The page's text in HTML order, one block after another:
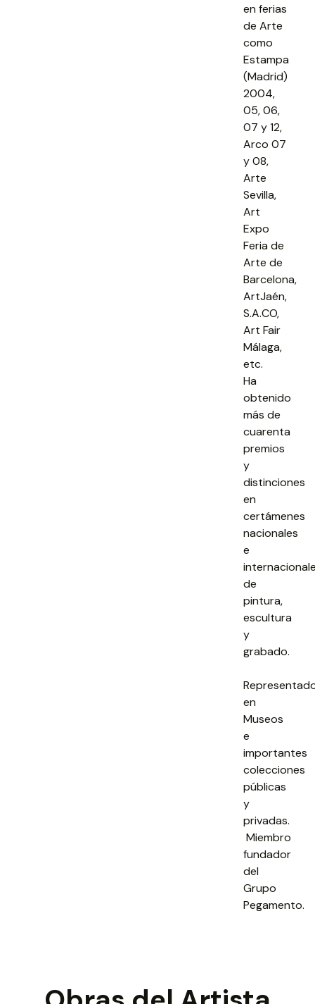
en ferias
de Arte
como
Estampa
(Madrid)
2004,
05, 06,
07 y 12,
Arco 07
y 08,
Arte
Sevilla,
Art
Expo
Feria de
Arte de
Barcelona,
ArtJaén,
S.A.CO,
Art Fair
Málaga,
etc.
Ha
obtenido
más de
cuarenta
premios
y
distinciones
en
certámenes
nacionales
e
de
pintura,
escultura
y
grabado.
en
Museos
e
importantes
colecciones
públicas
y
privadas.
Miembro
fundador
del
Grupo
Pegamento.